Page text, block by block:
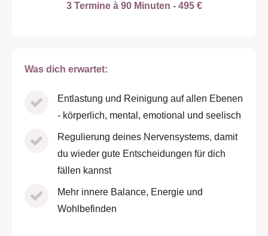
3 Termine à 90 Minuten - 495 €
Was dich erwartet:
Entlastung und Reinigung auf allen Ebenen
- körperlich, mental, emotional und seelisch
Regulierung deines Nervensystems, damit
du wieder gute Entscheidungen für dich
fällen kannst
Mehr innere Balance, Energie und
Wohlbefinden